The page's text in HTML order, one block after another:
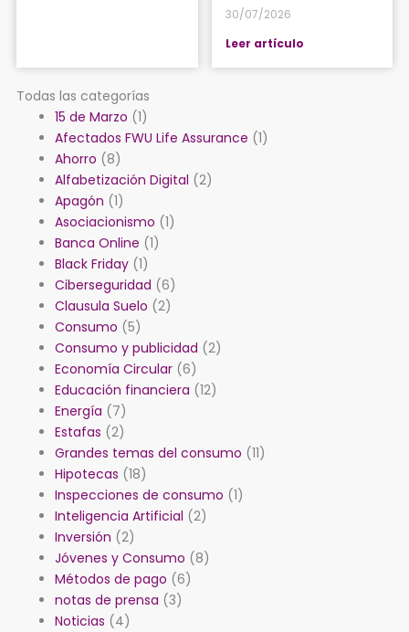
30/07/2026
Leer artículo
Todas las categorías
15 de Marzo (1)
Afectados FWU Life Assurance (1)
Ahorro (8)
Alfabetización Digital (2)
Apagón (1)
Asociacionismo (1)
Banca Online (1)
Black Friday(1)
Ciberseguridad (6)
Clausula Suelo (2)
Consumo (5)
Consumo y publicidad (2)
Economía Circular(6)
Educación financiera (12)
Energía (7)
Estafas (2)
Grandes temas del consumo (11)
Hipotecas (18)
Inspecciones de consumo (1)
Inteligencia Artificial (2)
Inversión (2)
Jóvenes y Consumo (8)
Métodos de pago (6)
notas de prensa (3)
Noticias (4)